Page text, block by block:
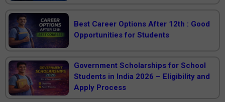
Best Career Options After 12th : Good
Opportunities for Students
Government Scholarships for School
Students in India 2026 – Eligibility and
Apply Process